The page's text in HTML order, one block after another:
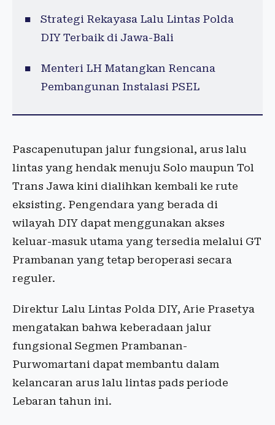
Strategi Rekayasa Lalu Lintas Polda
DIY Terbaik di Jawa-Bali
Menteri LH Matangkan Rencana
Pembangunan Instalasi PSEL
Pascapenutupan jalur fungsional, arus lalu
lintas yang hendak menuju Solo maupun Tol
Trans Jawa kini dialihkan kembali ke rute
eksisting. Pengendara yang berada di
wilayah DIY dapat menggunakan akses
keluar-masuk utama yang tersedia melalui GT
Prambanan yang tetap beroperasi secara
reguler.
Direktur Lalu Lintas Polda DIY, Arie Prasetya
mengatakan bahwa keberadaan jalur
fungsional Segmen Prambanan-
Purwomartani dapat membantu dalam
kelancaran arus lalu lintas pads periode
Lebaran tahun ini.